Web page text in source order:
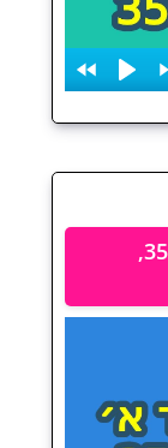
שאלה 6 – קיץ 2020 שאלון 35371,